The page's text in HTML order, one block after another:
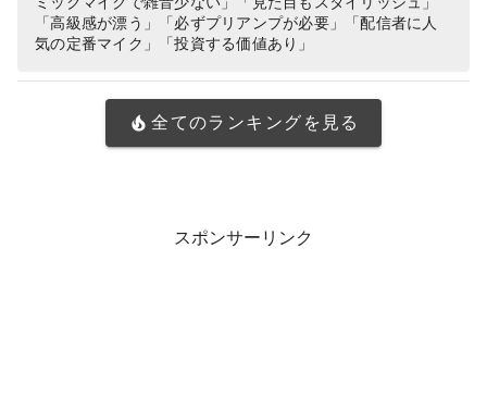
カー保証2年】
「高級感が漂う」「必ずプリアンプが必要」「配信者に人
気の定番マイク」「投資する価値あり」
全てのランキングを見る
スポンサーリンク